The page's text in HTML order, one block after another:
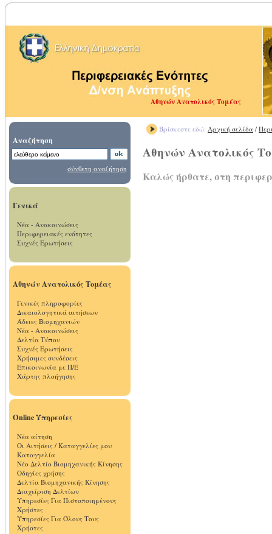
Αθηνών Ανατολικός Τομέας
Αναζήτηση
σύνθετη αναζήτηση
Γενικά
Νέα - Ανακοινώσεις
Περιφερειακές ενότητες
Συχνές Ερωτήσεις
Αθηνών Ανατολικός Τομέας
Γενικές πληροφορίες
Δικαιολογητικά αιτήσεων
Άδειες Βιομηχανιών
Νέα - Ανακοινώσεις
Δελτία Τύπου
Συχνές Ερωτήσεις
Χρήσιμες συνδέσεις
Επικοινωνία με Π/Ε
Χάρτης πλοήγησης
Online Υπηρεσίες
Νέα αίτηση
Οι Αιτήσεις / Καταγγελίες μου
Καταγγελία
Νέο Δελτίο Βιομηχανικής Κίνησης
Οδηγίες χρήσης
Δελτία Βιομηχανικής Κίνησης
Διαχείριση Δελτίων
Υπηρεσίες Για Πιστοποιημένους
Χρήστες
Υπηρεσίες Για Όλους Τους
Χρήστες
Βρίσκεστε εδώ: Αρχική σελίδα /
Αθηνών Ανατολικός
Καλώς ήρθατε, στη